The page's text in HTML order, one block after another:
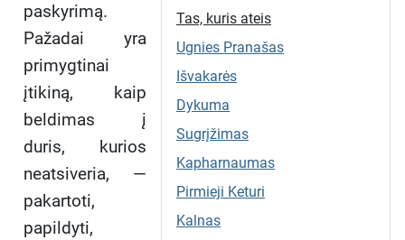
Tas, kuris ateis
Ugnies Pranašas
Išvakarės
Dykuma
Sugrįžimas
Kapharnaumas
Pirmieji Keturi
Kalnas
paskyrimą.
Pažadai yra
primygtinai
įtikiną, kaip
beldimas į
duris, kurios
neatsiveria, —
pakartoti,
papildyti,